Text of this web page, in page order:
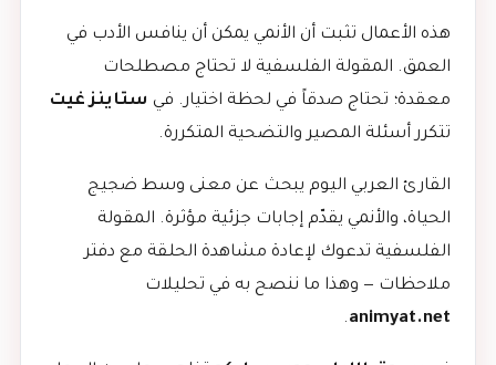
هذه الأعمال تثبت أن الأنمي يمكن أن ينافس الأدب في
العمق. المقولة الفلسفية لا تحتاج مصطلحات
معقدة؛ تحتاج صدقاً في لحظة اختيار. في ستاينز غيت
تتكرر أسئلة المصير والتضحية المتكررة.
القارئ العربي اليوم يبحث عن معنى وسط ضجيج
الحياة، والأنمي يقدّم إجابات جزئية مؤثرة. المقولة
الفلسفية تدعوك لإعادة مشاهدة الحلقة مع دفتر
ملاحظات — وهذا ما ننصح به في تحليلات
animyat.net
.